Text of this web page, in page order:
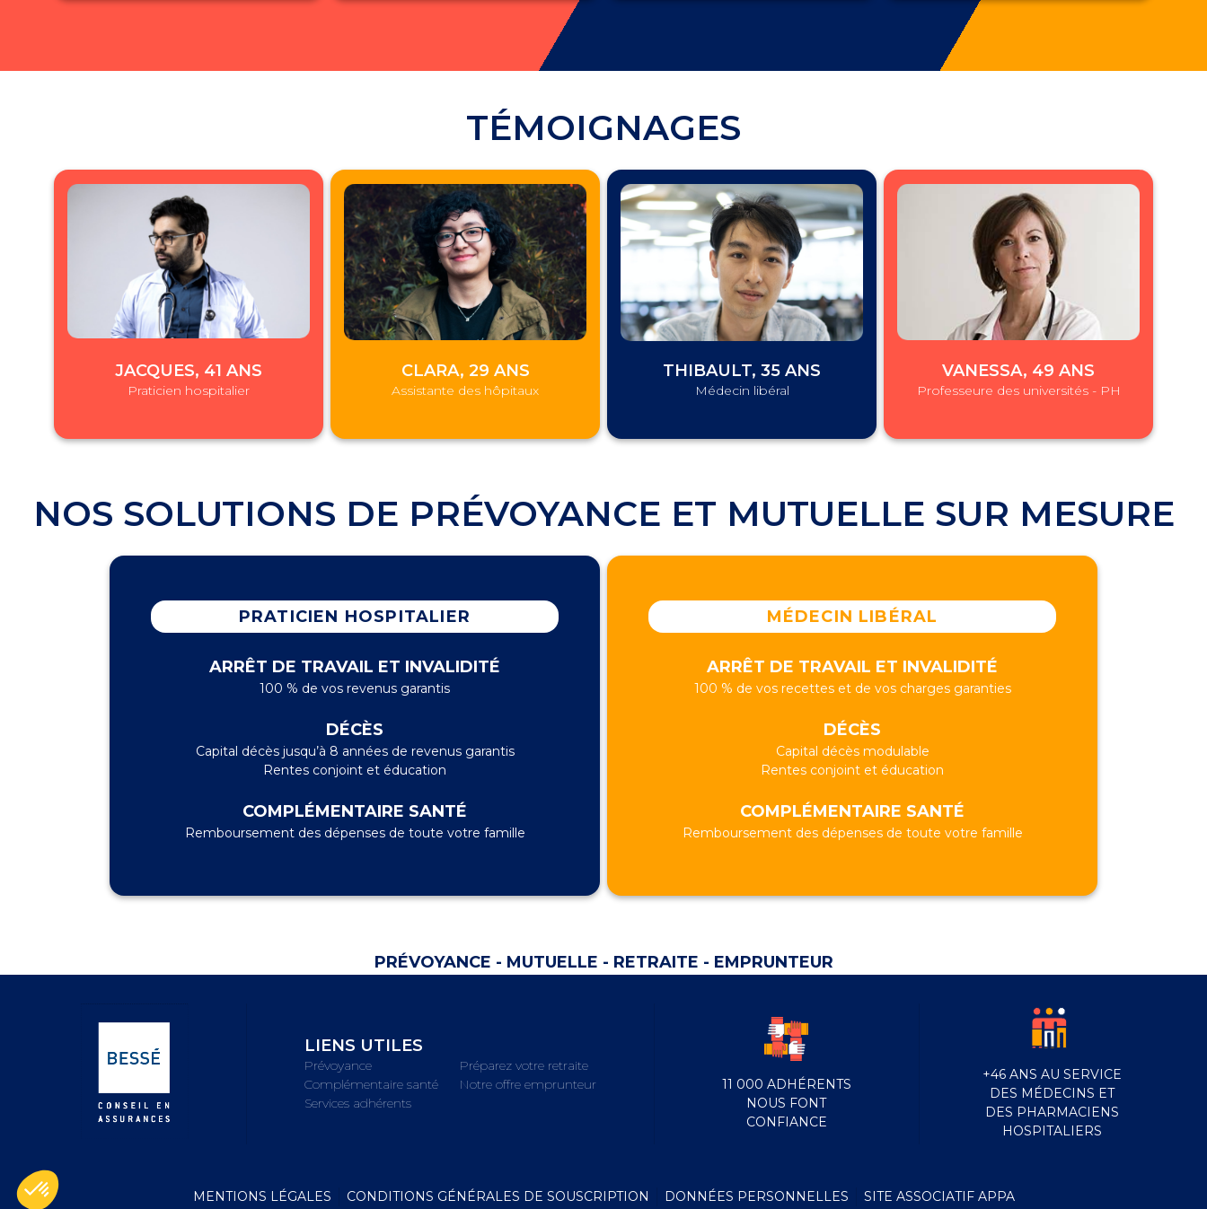
TÉMOIGNAGES
JACQUES, 41 ANS
Praticien hospitalier
CLARA, 29 ANS
Assistante des hôpitaux
THIBAULT, 35 ANS
Médecin libéral
VANESSA, 49 ANS
Professeure des universités - PH
NOS SOLUTIONS DE PRÉVOYANCE ET MUTUELLE SUR MESURE
PRATICIEN HOSPITALIER
ARRÊT DE TRAVAIL ET INVALIDITÉ
100 % de vos revenus garantis
DÉCÈS
Capital décès jusqu’à 8 années de revenus garantis
Rentes conjoint et éducation
COMPLÉMENTAIRE SANTÉ
Remboursement des dépenses de toute votre famille
MÉDECIN LIBÉRAL
ARRÊT DE TRAVAIL ET INVALIDITÉ
100 % de vos recettes et de vos charges garanties
DÉCÈS
Capital décès modulable
Rentes conjoint et éducation
COMPLÉMENTAIRE SANTÉ
Remboursement des dépenses de toute votre famille
PRÉVOYANCE - MUTUELLE - RETRAITE - EMPRUNTEUR
LIENS UTILES
Prévoyance
Complémentaire santé
Services adhérents
Préparez votre retraite
Notre offre emprunteur
11 000 ADHÉRENTS
NOUS FONT
CONFIANCE
+46 ANS AU SERVICE
DES MÉDECINS ET
DES PHARMACIENS
HOSPITALIERS
MENTIONS LÉGALES CONDITIONS GÉNÉRALES DE SOUSCRIPTION DONNÉES PERSONNELLES SITE ASSOCIATIF APPA